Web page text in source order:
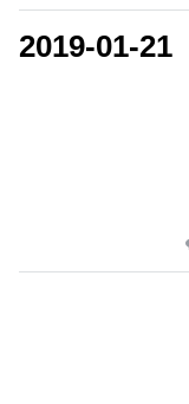
2019-01-21